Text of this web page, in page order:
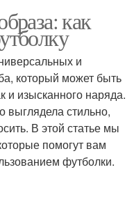
как
и
который может быть
и изысканного наряда.
выглядела стильно,
В этой статье мы
помогут вам
футболки.